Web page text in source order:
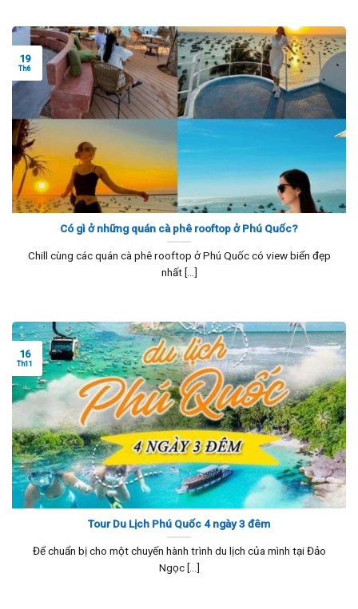
Có gì ở những quán cà phê rooftop ở Phú Quốc?
Chill cùng các quán cà phê rooftop ở Phú Quốc có view biển đẹp
nhất [...]
19
Th6
Tour Du Lịch Phú Quốc 4 ngày 3 đêm
Để chuẩn bị cho một chuyến hành trình du lịch của mình tại Đảo
Ngọc [...]
16
Th11